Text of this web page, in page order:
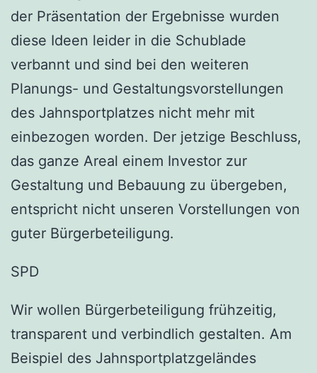
der Präsentation der Ergebnisse wurden
diese Ideen leider in die Schublade
verbannt und sind bei den weiteren
Planungs- und Gestaltungsvorstellungen
des Jahnsportplatzes nicht mehr mit
einbezogen worden. Der jetzige Beschluss,
das ganze Areal einem Investor zur
Gestaltung und Bebauung zu übergeben,
entspricht nicht unseren Vorstellungen von
guter Bürgerbeteiligung.
SPD
Wir wollen Bürgerbeteiligung frühzeitig,
transparent und verbindlich gestalten. Am
Beispiel des Jahnsportplatzgeländes